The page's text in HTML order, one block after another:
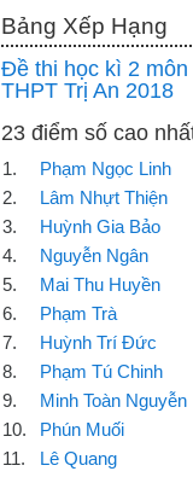
Bảng Xếp Hạng
Đề thi học kì 2
THPT Trị An 2018
23 điểm số cao
1. Phạm Ngọc Linh
2.
Lâm Nhựt Thiện
3.
Huỳnh Gia Bảo
4.
Nguyễn Ngân
5.
Mai Thu Huyền
6.
Phạm Trà
7.
Huỳnh Trí Đức
8.
Phạm Tú Chinh
9.
Minh Toàn Nguyễn
10.
Phún Muối
11.
Lê Quang